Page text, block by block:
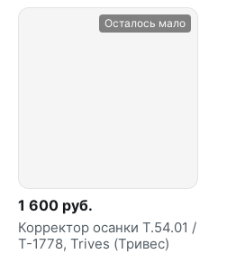
Осталось мало
1 600 руб.
Корректор осанки Т.54.01 /
Т-1778, Trives (Тривес)